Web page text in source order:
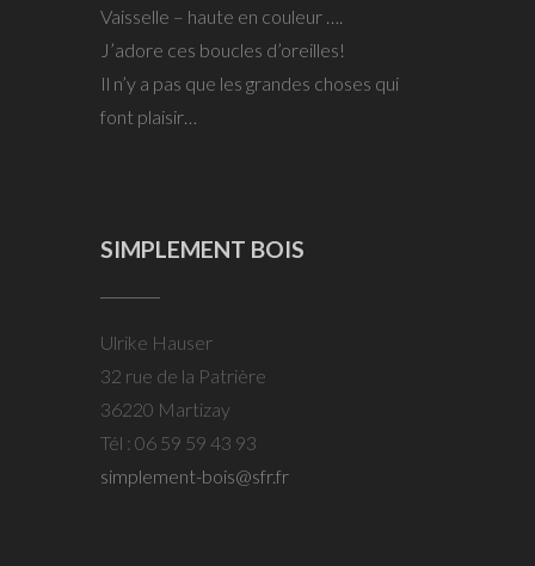
Vaisselle – haute en couleur ….
J’adore ces boucles d’oreilles!
Il n’y a pas que les grandes choses qui
font plaisir…
SIMPLEMENT BOIS
Ulrike Hauser
32 rue de la Patrière
36220 Martizay
Tél : 06 59 59 43 93
simplement-bois@sfr.fr